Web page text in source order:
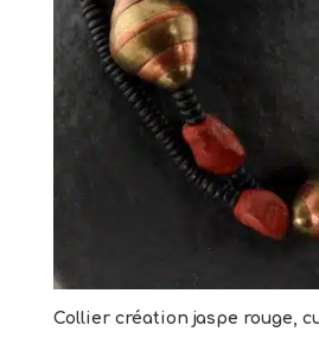
Collier création jaspe rouge,